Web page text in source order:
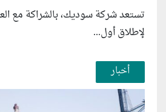
تستعد شركة سوديك، بالشراكة مع
لإطلاق أول...
أخبار